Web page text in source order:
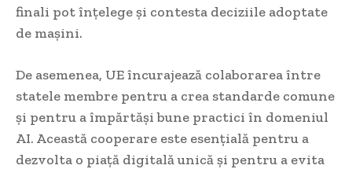
finali pot înțelege și contesta deciziile adoptate
de mașini.
De asemenea, UE încurajează colaborarea între
statele membre pentru a crea standarde comune
și pentru a împărtăși bune practici în domeniul
AI. Această cooperare este esențială pentru a
dezvolta o piață digitală unică și pentru a evita